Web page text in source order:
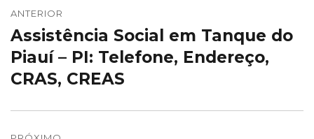
de
Post
ANTERIOR
Post
anterior:
Assistência Social em Tanque do
Piauí – PI: Telefone, Endereço,
CRAS, CREAS